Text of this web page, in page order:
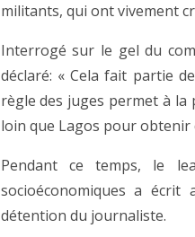
militants, qui ont vivement
Interrogé sur le gel du
déclaré: « Cela fait partie
règle des juges permet à la
loin que Lagos pour obtenir
Pendant ce temps, le
socioéconomiques a
détention du journaliste.